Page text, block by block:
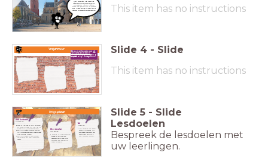
Het is Maastricht! Hier werd in de
middeleeuwen de eerste brug over de
Maas gebouwd. Hierdoor trokken er
steeds meer bewoners naar de bruisende
stad. In deze les leer je meer over de
opkomst van steden in de Middeleeuwen.
This item has no instructions
Vragenmuur Wat zou je willen weten over de
opkomst van steden en
handel? Schrijf jouw vragen op
en plak ze op de vragenmuur!
Slide 4 - Slide
This item has no instructions
Wereldoriëntatie
Na deze les:
weet ik hoe steden zijn ontstaan
en welke invloed dit had op de
handel in de middeleeuwen.
kan ik uitleggen waarom mensen
in de middeleeuwen steeds meer
naar de stad trokken.
kan ik uitleggen hoe het eraan
toe ging op een middeleeuwse
markt.
Dit ga je leren
Woordenschat
Taal
Na de les:
kan ik een pitch geven
waarin ik iemand uit
de middeleeuwen kan
overtuigen om in de
stad te komen wonen.
Slide 5 - Slide
Lesdoelen
Bespreek de lesdoelen met
uw leerlingen.